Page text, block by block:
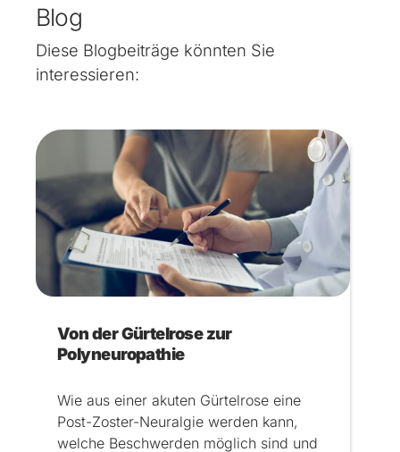
Blog
Diese Blogbeiträge könnten Sie
interessieren:
Von der Gürtelrose zur
Polyneuropathie
Wie aus einer akuten Gürtelrose eine
Post-Zoster-Neuralgie werden kann,
welche Beschwerden möglich sind und